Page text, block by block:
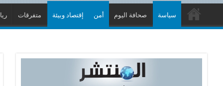
سياسة صحافة اليوم أمن إقتصاد وبيئة متفرقات